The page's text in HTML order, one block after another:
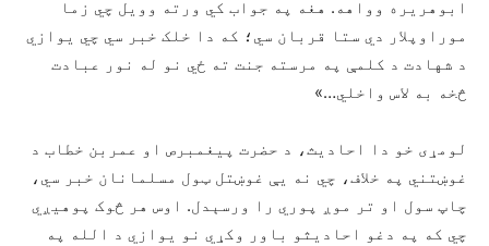
ابوهریره وواهه. هغه په جواب کي ورته وویل چي زما
موراوپلار دي ستا قربان سي؛ که دا خلک خبر سي چي یوازي
د شهادت د کلمې په مرسته جنت ته ځي نو له نور عبادت
څخه به لاس واخلي…»
لومړی خو دا احادیث، د حضرت پیغمبرص او عمربن خطاب د
غوښتني په خلاف، چي نه یې غوښتل ټول مسلمانان خبر سي،
چاپ سول او تر موږ پوري را ورسېدل. اوس هر څوک پوهیږي
چي که په دغو احادیثو باور وکړي نو یوازي د الله په